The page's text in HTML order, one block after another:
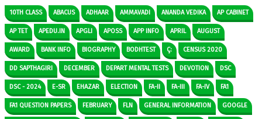
10TH CLASS ABACUS ADHAAR AMMAVADI ANANDA VEDIKA AP CABINET
AP TET APEDU.IN APGLI APOSS APP INFO APRIL AUGUST
AWARD BANK INFO BIOGRAPHY BODHTEST Ç: CENSUS 2020
DD SAPTHAGIRI DECEMBER DEPART MENTAL TESTS DEVOTION DSC
DSC - 2024 E-SR EHAZAR ELECTION FA-II FA-III FA-IV FA1
FA1 QUESTION PAPERS FEBRUARY FLN GENERAL INFORMATION GOOGLE